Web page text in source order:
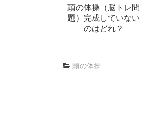
頭の体操（脳トレ問
題）完成していない
のはどれ？
頭の体操